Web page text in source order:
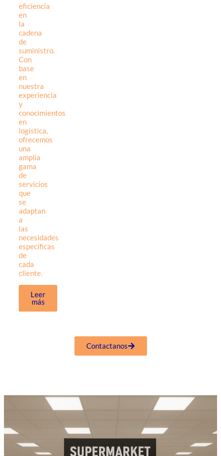
eficiencia
en
la
cadena
de
suministro.
Con
base
en
nuestra
experiencia
y
conocimientos
en
logística,
ofrecemos
una
amplia
gama
de
servicios
que
se
adaptan
a
las
necesidades
específicas
de
cada
cliente.
Leer
más
Contactanos